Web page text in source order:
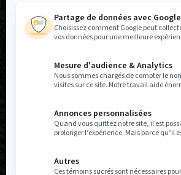
LinkedIn
YouTube
Politique réseaux sociaux
Politique de confidentialité
Permis de référence